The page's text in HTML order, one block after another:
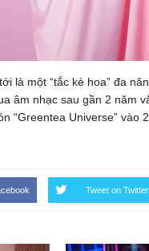
là một “tắc kè hoa” đa
âm nhạc sau gần 2 năm
“Greentea Universe”
Tweet on Twitter